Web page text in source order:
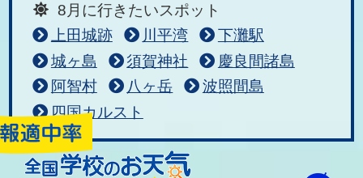
8月に行きたいスポット
上田城跡
川平湾
下灘駅
城ヶ島
須賀神社
慶良間諸島
阿智村
八ヶ岳
波照間島
四国カルスト